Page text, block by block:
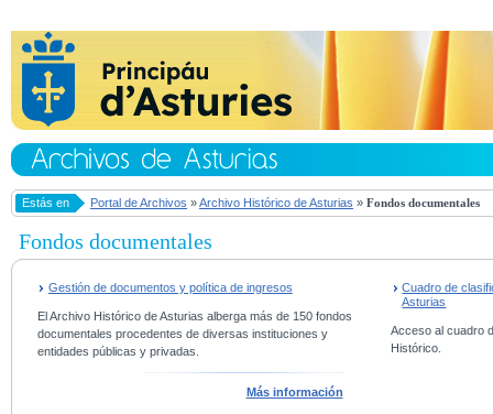
Estás en Portal de Archivos »Archivo Histórico de Asturias » Fondos documentales
Fondos documentales
Gestión de documentos y política de ingresos
El Archivo Histórico de Asturias alberga más de 150 fondos
documentales procedentes de diversas instituciones y
entidades públicas y privadas.
Más información
Cuadro de
Asturias
Acceso al cuadro
Histórico.